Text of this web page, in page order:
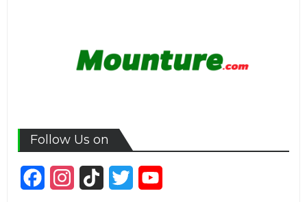
Follow Us on
FacebookInstagram
TikTok Twitter